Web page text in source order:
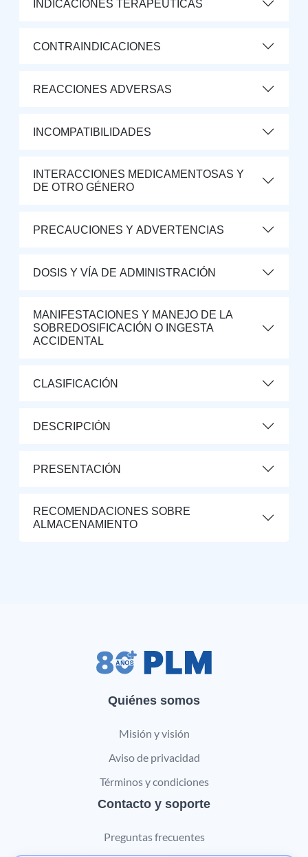
INDICACIONES TERAPÉUTICAS
CONTRAINDICACIONES
REACCIONES ADVERSAS
INCOMPATIBILIDADES
INTERACCIONES MEDICAMENTOSAS Y
DE OTRO GÉNERO
PRECAUCIONES Y ADVERTENCIAS
DOSIS Y VÍA DE ADMINISTRACIÓN
MANIFESTACIONES Y MANEJO DE LA
SOBREDOSIFICACIÓN O INGESTA
ACCIDENTAL
CLASIFICACIÓN
DESCRIPCIÓN
PRESENTACIÓN
RECOMENDACIONES SOBRE
ALMACENAMIENTO
Quiénes somos
Misión y visión
Aviso de privacidad
Términos y condiciones
Contacto y soporte
Preguntas frecuentes